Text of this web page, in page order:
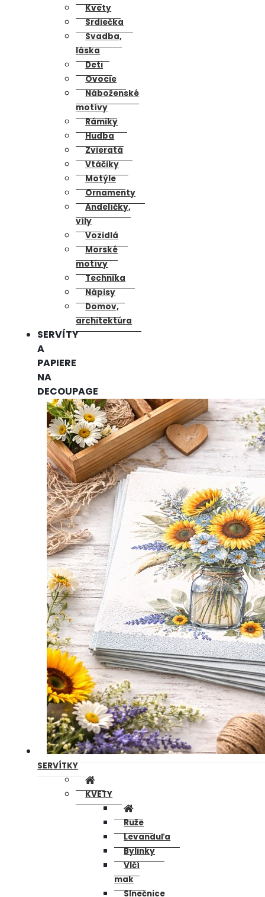
Kvety
Srdiečka
Svadba,
láska
Deti
Ovocie
Náboženské
motívy
Rámiky
Hudba
Zvieratá
Vtáčiky
Motýle
Ornamenty
Andelíčky,
víly
Vozidlá
Morské
motívy
Technika
Nápisy
Domov,
architektúra
SERVÍTY
A
PAPIERE
NA
DECOUPAGE
SERVÍTKY
KVETY
Ruže
Levanduľa
Bylinky
Vlčí
mak
Slnečnice